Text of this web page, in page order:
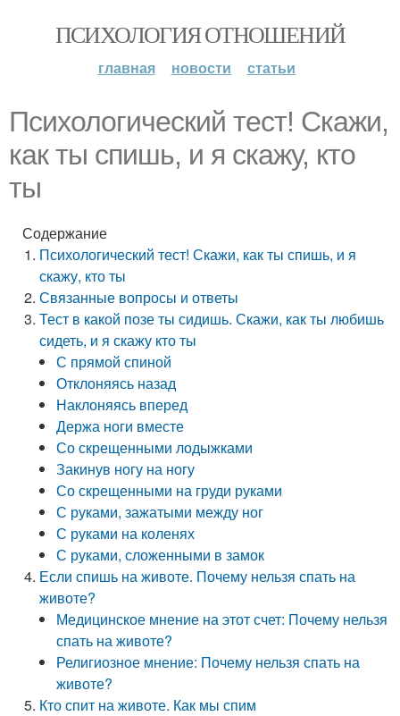
ПСИХОЛОГИЯ ОТНОШЕНИЙ
главная новости статьи
Психологический тест! Скажи,
как ты спишь, и я скажу, кто
ты
Содержание
Психологический тест! Скажи, как ты спишь, и я
скажу, кто ты
Связанные вопросы и ответы
Тест в какой позе ты сидишь. Скажи, как ты любишь
сидеть, и я скажу кто ты
С прямой спиной
Отклоняясь назад
Наклоняясь вперед
Держа ноги вместе
Со скрещенными лодыжками
Закинув ногу на ногу
Со скрещенными на груди руками
С руками, зажатыми между ног
С руками на коленях
С руками, сложенными в замок
Если спишь на животе. Почему нельзя спать на
животе?
Медицинское мнение на этот счет: Почему нельзя
спать на животе?
Религиозное мнение: Почему нельзя спать на
животе?
Кто спит на животе. Как мы спим